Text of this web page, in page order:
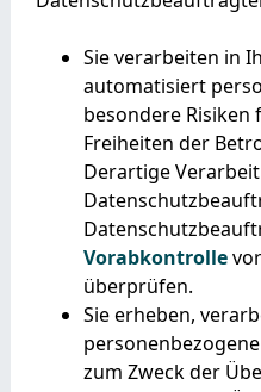
Sie verarbeiten in
automatisiert
besondere Risiken
Freiheiten der
Derartige
Vorabkontrolle
überprüfen.
Sie erheben,
zum Zweck der